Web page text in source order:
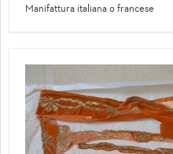
Manifattura italiana o francese